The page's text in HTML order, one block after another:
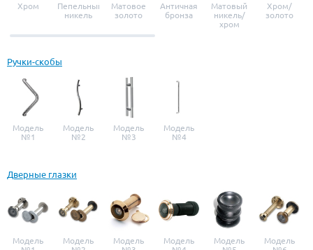
Хром
Пепельный
никель
Матовое
золото
Античная
бронза
Матовый
никель/
хром
Хром/
золото
Ручки-скобы
Модель
№1
Модель
№2
Модель
№3
Модель
№4
Дверные глазки
Модель
Модель
Модель
Модель
Модель
Модель